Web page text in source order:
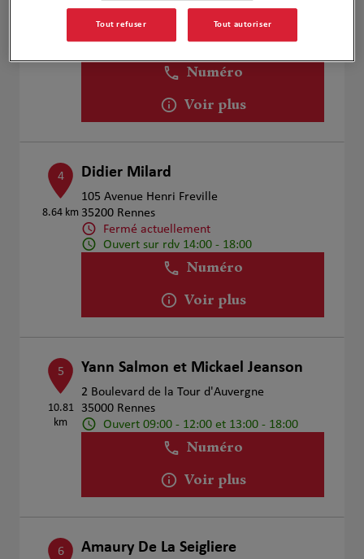
VENTROUX ANTHONY
Numéro
Voir plus
4
8.64 km
Didier Milard
105 Avenue Henri Freville
35200 Rennes
Fermé actuellement
Ouvert sur rdv 14:00 - 18:00
Numéro
Voir plus
5
10.81
km
Yann Salmon et Mickael Jeanson
2 Boulevard de la Tour d'Auvergne
35000 Rennes
Ouvert 09:00 - 12:00 et 13:00 - 18:00
Numéro
Voir plus
6 Amaury De La Seigliere
Tout refuser Tout autoriser